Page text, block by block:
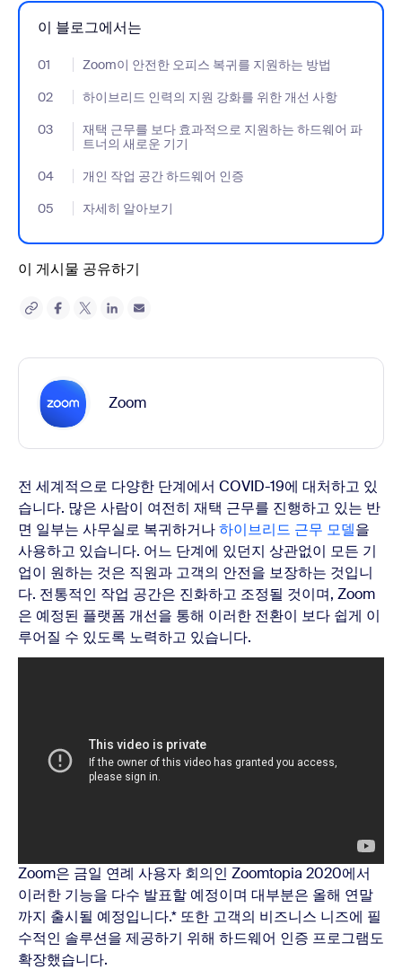
이 블로그에서는
01 Zoom이 안전한 오피스 복귀를 지원하는 방법
- Jumplink to Zoom이 안전한 오피스 복귀를 지원하는 방법
02
하이브리드 인력의 지원 강화를 위한 개선 사항
- Jumplink to 하이브리드 인력의 지원 강화를 위한 개선 사항
03
재택 근무를 보다 효과적으로 지원하는 하드웨어 파
트너의 새로운 기기
- Jumplink to 재택 근무를 보다 효과적으로 지원하는 하드웨어 파
04 개인 작업 공간 하드웨어 인증
- Jumplink to 개인 작업 공간 하드웨어 인증
05
자세히 알아보기
- Jumplink to 자세히 알아보기
이 게시물 공유하기
Zoom
전 세계적으로 다양한 단계에서 COVID-19에 대처하고 있
습니다. 많은 사람이 여전히 재택 근무를 진행하고 있는 반
면 일부는 사무실로 복귀하거나하이브리드 근무 모델을
사용하고 있습니다. 어느 단계에 있던지 상관없이 모든 기
업이 원하는 것은 직원과 고객의 안전을 보장하는 것입니
다. 전통적인 작업 공간은 진화하고 조정될 것이며, Zoom
은 예정된 플랫폼 개선을 통해 이러한 전환이 보다 쉽게 이
루어질 수 있도록 노력하고 있습니다.
Zoom은 금일 연례 사용자 회의인 Zoomtopia 2020에서
이러한 기능을 다수 발표할 예정이며 대부분은 올해 연말
까지 출시될 예정입니다.* 또한 고객의 비즈니스 니즈에 필
수적인 솔루션을 제공하기 위해 하드웨어 인증 프로그램도
확장했습니다.